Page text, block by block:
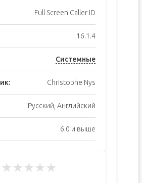
Full Screen Caller ID
16.1.4
Системные
Christophe Nys
Русский, Английский
6.0 и выше
★★★★★